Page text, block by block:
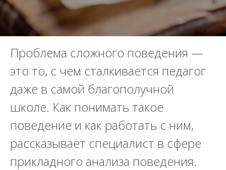
Проблема сложного поведения —
это то, с чем сталкивается педагог
даже в самой благополучной
школе. Как понимать такое
поведение и как работать с ним,
рассказывает специалист в сфере
прикладного анализа поведения.